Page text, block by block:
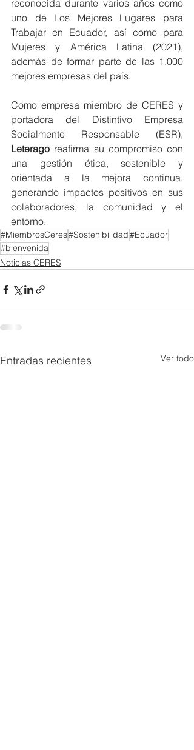
reconocida durante varios años como
uno de Los Mejores Lugares para
Trabajar en Ecuador, así como para
Mujeres y América Latina (2021),
además de formar parte de las 1.000
mejores empresas del país.
Como empresa miembro de CERES y
portadora del Distintivo Empresa
Leterago reafirma su compromiso con
una gestión ética, sostenible y
orientada a la mejora continua,
generando impactos positivos en sus
colaboradores, la comunidad y el
entorno.
#MiembrosCeres#Sostenibilidad#Ecuador
#bienvenida
Noticias CERES
Entradas recientes Ver todo